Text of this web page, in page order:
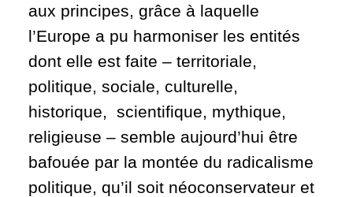
aux principes, grâce à laquelle
l’Europe a pu harmoniser les entités
dont elle est faite – territoriale,
politique, sociale, culturelle,
historique, scientifique, mythique,
religieuse – semble aujourd’hui être
bafouée par la montée du radicalisme
politique, qu’il soit néoconservateur et